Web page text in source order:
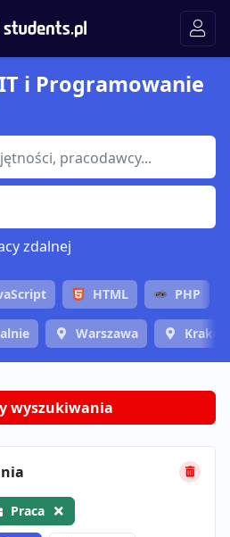
IT i Programowanie
zdalnej
HTML PHP
Warszawa
wyszukiwania
Praca